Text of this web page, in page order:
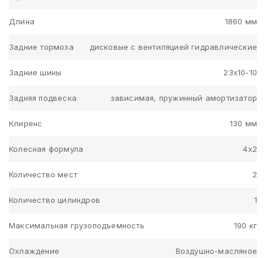
Длина 1860 мм
Задние тормоза дисковые с вентиляцией гидравлические
Задние шины 23х10-10
Задняя подвеска зависимая, пружинный амортизатор
Клиренс 130 мм
Колесная формула 4x2
Количество мест 2
Количество цилиндров 1
Максимальная грузоподъемность 190 кг
Охлаждение Воздушно-масляное